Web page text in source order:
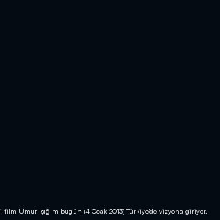
Umut Işığım bugün (4 Ocak 2013) Türkiye’de vizyona giriyor.